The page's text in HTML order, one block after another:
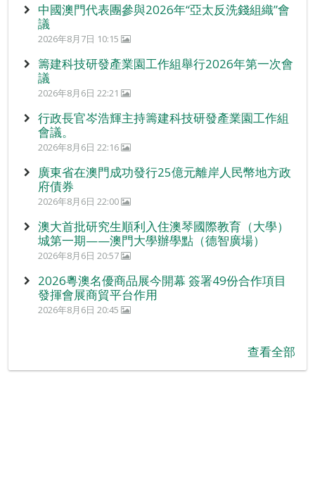
中國澳門代表團參與2026年“亞太反洗錢組織”會
議
2026年8月7日 10:15
籌建科技研發產業園工作組舉行2026年第一次會
議
2026年8月6日 22:21
行政長官岑浩輝主持籌建科技研發產業園工作組
會議。
2026年8月6日 22:16
廣東省在澳門成功發行25億元離岸人民幣地方政
府債券
2026年8月6日 22:00
澳大首批研究生順利入住澳琴國際教育（大學）
城第一期——澳門大學辦學點（德智廣場）
2026年8月6日 20:57
2026粵澳名優商品展今開幕 簽署49份合作項目
發揮會展商貿平台作用
2026年8月6日 20:45
查看全部